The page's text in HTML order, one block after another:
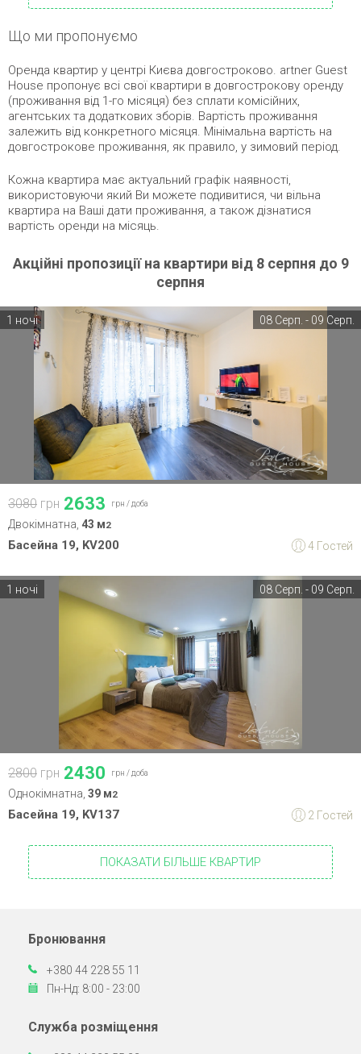
Що ми пропонуємо
Оренда квартир у центрі Києва довгостроково. artner Guest
House пропонує всі свої квартири в довгострокову оренду
(проживання від 1-го місяця) без сплати комісійних,
агентських та додаткових зборів. Вартість проживання
залежить від конкретного місяця. Мінімальна вартість на
довгострокове проживання, як правило, у зимовий період.
Кожна квартира має актуальний графік наявності,
використовуючи який Ви можете подивитися, чи вільна
квартира на Ваші дати проживання, а також дізнатися
вартість оренди на місяць.
Акційні пропозиції на квартири від 8 серпня до 9
серпня
08 Серп. - 09 Серп.
1 ночі
3080 грн 2633 грн / доба
Двокімнатна, 43 м2
Басейна 19, KV200 4 Гостей
08 Серп. - 09 Серп.
1 ночі
2800 грн 2430 грн / доба
Однокімнатна, 39 м2
Басейна 19, KV137 2 Гостей
ПОКАЗАТИ БІЛЬШЕ КВАРТИР
Бронювання
+380 44 228 55 11
Пн-Нд: 8:00 - 23:00
Служба розміщення